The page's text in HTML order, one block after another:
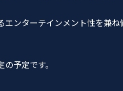
エンターテインメント性を兼
予定です。